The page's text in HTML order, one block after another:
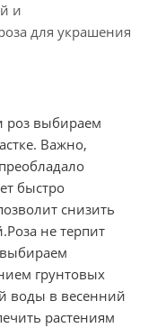
и
для украшения
роз выбираем
Важно,
быстро
снизить
не терпит
выбираем
грунтовых
воды в весенний
растениям